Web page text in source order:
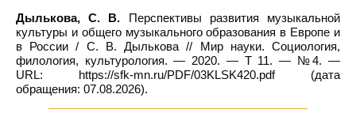
Дылькова, С. В. Перспективы развития музыкальной
культуры и общего музыкального образования в Европе и
в России / С. В. Дылькова // Мир науки. Социология,
филология, культурология. — 2020. — Т 11. — №4. —
URL: https://sfk-mn.ru/PDF/03KLSK420.pdf (дата
обращения: 07.08.2026).